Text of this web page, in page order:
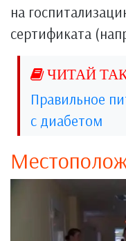
на
сертификата
Правильное
с диабетом